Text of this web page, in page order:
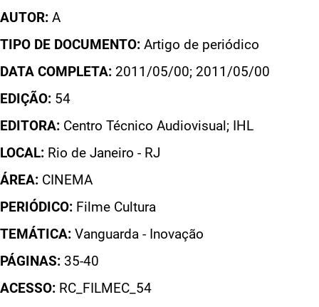
AUTOR: A
TIPO DE DOCUMENTO: Artigo de periódico
DATA COMPLETA: 2011/05/00; 2011/05/00
EDIÇÃO: 54
EDITORA: Centro Técnico Audiovisual; IHL
LOCAL: Rio de Janeiro - RJ
ÁREA: CINEMA
PERIÓDICO: Filme Cultura
TEMÁTICA: Vanguarda - Inovação
PÁGINAS: 35-40
ACESSO: RC_FILMEC_54